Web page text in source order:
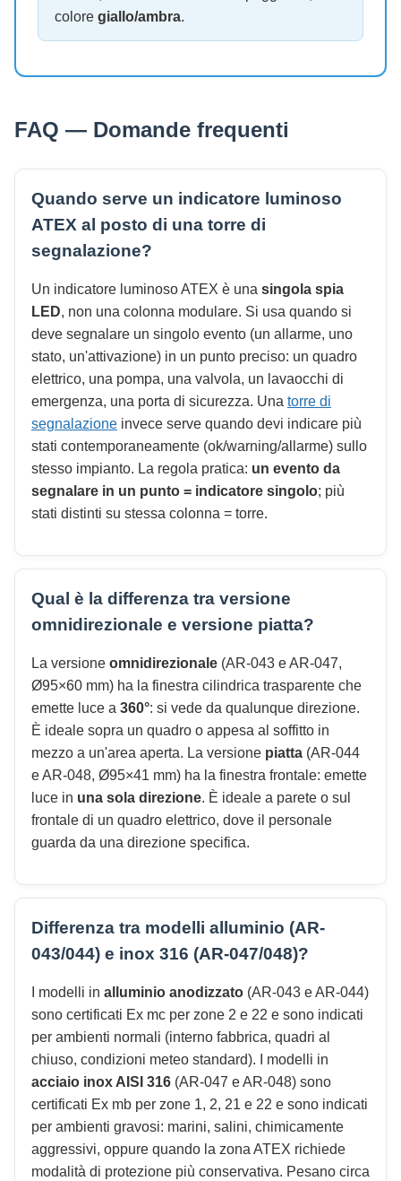
colore giallo/ambra.
FAQ — Domande frequenti
Quando serve un indicatore luminoso
ATEX al posto di una torre di
segnalazione?
Un indicatore luminoso ATEX è una singola spia
LED, non una colonna modulare. Si usa quando si
deve segnalare un singolo evento (un allarme, uno
stato, un'attivazione) in un punto preciso: un quadro
elettrico, una pompa, una valvola, un lavaocchi di
emergenza, una porta di sicurezza. Una torre di
segnalazione invece serve quando devi indicare più
stati contemporaneamente (ok/warning/allarme) sullo
stesso impianto. La regola pratica: un evento da
segnalare in un punto = indicatore singolo; più
stati distinti su stessa colonna = torre.
Qual è la differenza tra versione
omnidirezionale e versione piatta?
La versione omnidirezionale (AR-043 e AR-047,
Ø95×60 mm) ha la finestra cilindrica trasparente che
emette luce a 360°: si vede da qualunque direzione.
È ideale sopra un quadro o appesa al soffitto in
mezzo a un'area aperta. La versione piatta (AR-044
e AR-048, Ø95×41 mm) ha la finestra frontale: emette
luce in una sola direzione. È ideale a parete o sul
frontale di un quadro elettrico, dove il personale
guarda da una direzione specifica.
Differenza tra modelli alluminio (AR-
043/044) e inox 316 (AR-047/048)?
I modelli in alluminio anodizzato (AR-043 e AR-044)
sono certificati Ex mc per zone 2 e 22 e sono indicati
per ambienti normali (interno fabbrica, quadri al
chiuso, condizioni meteo standard). I modelli in
acciaio inox AISI 316 (AR-047 e AR-048) sono
certificati Ex mb per zone 1, 2, 21 e 22 e sono indicati
per ambienti gravosi: marini, salini, chimicamente
aggressivi, oppure quando la zona ATEX richiede
modalità di protezione più conservativa. Pesano circa